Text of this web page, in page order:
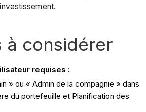
à considérer
requises :
» ou « Admin de la compagnie » dans
du portefeuille et Planification des